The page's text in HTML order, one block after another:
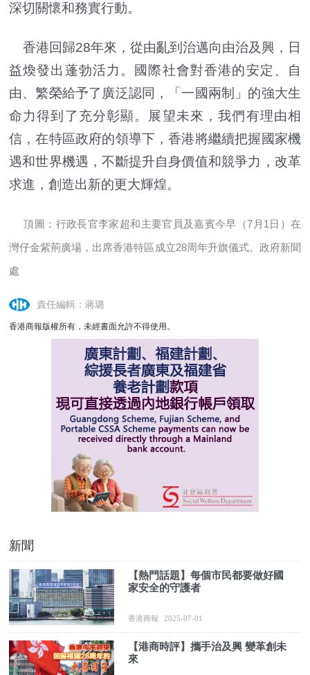
深切關懷和務實行動。
香港回歸28年來，從由亂到治邁向由治及興，日
益煥發出蓬勃活力。國際社會對香港的安定、自
由、繁榮給予了廣泛認同，「一國兩制」的強大生
命力得到了充分彰顯。展望未來，我們有理由相
信，在特區政府的領導下，香港將繼續把握國家機
遇和世界機遇，不斷提升自身價值和競爭力，改革
求進，創造出新的更大輝煌。
頂圖：行政長官李家超和主要官員及嘉賓今早（7月1日）在
灣仔金紫荊廣場，出席香港特區成立28周年升旗儀式。政府新聞
處
責任編輯：蔣璐
香港商報版權所有，未經書面允許不得使用。
新聞
【熱門話題】每個市民都要做好國
家安全的守護者
香港商報 2025-07-01
【港商時評】攜手治及興 變革創未
來